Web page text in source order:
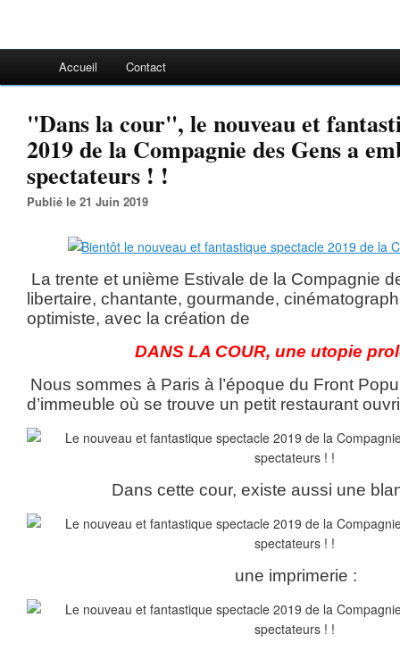
Accueil Contact
"Dans la cour", le nouveau et
2019 de la Compagnie des Gens a
spectateurs ! !
Publié le 21 Juin 2019
La trente et unième Estivale de la Compagnie
libertaire, chantante, gourmande,
optimiste, avec la création de
DANS LA COUR, une utopie
Nous sommes à Paris à l’époque du Front
d’immeuble où se trouve un petit restaurant
Dans cette cour, existe aussi une
une imprimerie :